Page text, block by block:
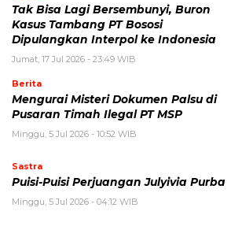
Tak Bisa Lagi Bersembunyi, Buron
Kasus Tambang PT Bososi
Dipulangkan Interpol ke Indonesia
Jumat, 17 Jul 2026 - 23:49 WIB
Berita
Mengurai Misteri Dokumen Palsu di
Pusaran Timah Ilegal PT MSP
Minggu, 5 Jul 2026 - 10:52 WIB
Sastra
Puisi-Puisi Perjuangan Julyivia Purba
Minggu, 5 Jul 2026 - 04:12 WIB